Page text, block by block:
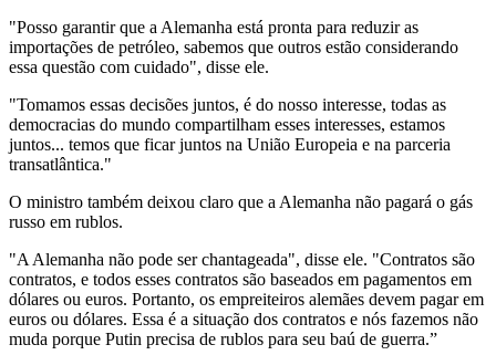
"Posso garantir que a Alemanha está pronta para reduzir as
importações de petróleo, sabemos que outros estão considerando
essa questão com cuidado", disse ele.
"Tomamos essas decisões juntos, é do nosso interesse, todas as
democracias do mundo compartilham esses interesses, estamos
juntos... temos que ficar juntos na União Europeia e na parceria
transatlântica."
O ministro também deixou claro que a Alemanha não pagará o gás
russo em rublos.
"A Alemanha não pode ser chantageada", disse ele. "Contratos são
contratos, e todos esses contratos são baseados em pagamentos em
dólares ou euros. Portanto, os empreiteiros alemães devem pagar em
euros ou dólares. Essa é a situação dos contratos e nós fazemos não
muda porque Putin precisa de rublos para seu baú de guerra.”